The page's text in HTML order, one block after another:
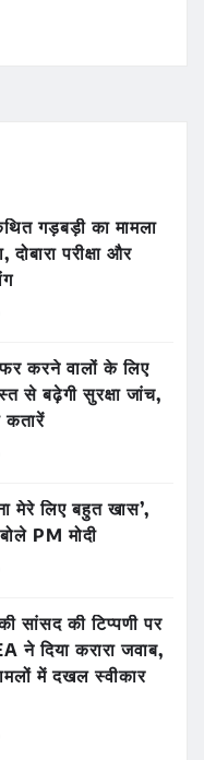
गड़बड़ी का मामला
दोबारा परीक्षा और
करने वालों के लिए
से बढ़ेगी सुरक्षा जांच,
मेरे लिए बहुत खास’,
बोले PM मोदी
सांसद की टिप्पणी पर
ने दिया करारा जवाब,
में दखल स्वीकार